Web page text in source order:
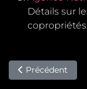
Détails sur
Article
Précédent